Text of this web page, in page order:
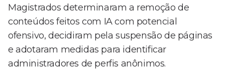
Magistrados determinaram a remoção de
conteúdos feitos com IA com potencial
ofensivo, decidiram pela suspensão de páginas
e adotaram medidas para identificar
administradores de perfis anônimos.